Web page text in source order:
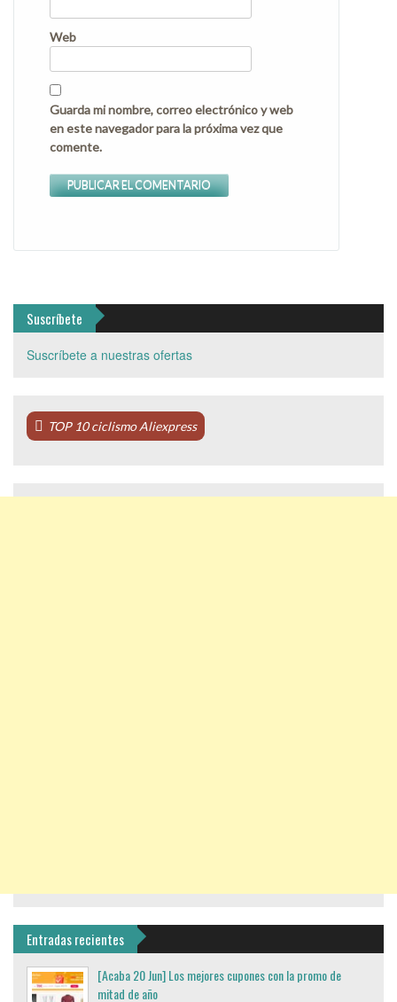
Web
Guarda mi nombre, correo electrónico y web
en este navegador para la próxima vez que
comente.
Suscríbete
Suscríbete a nuestras ofertas
TOP 10 ciclismo Aliexpress
Entradas recientes
[Acaba 20 Jun] Los mejores cupones con la promo de
mitad de año